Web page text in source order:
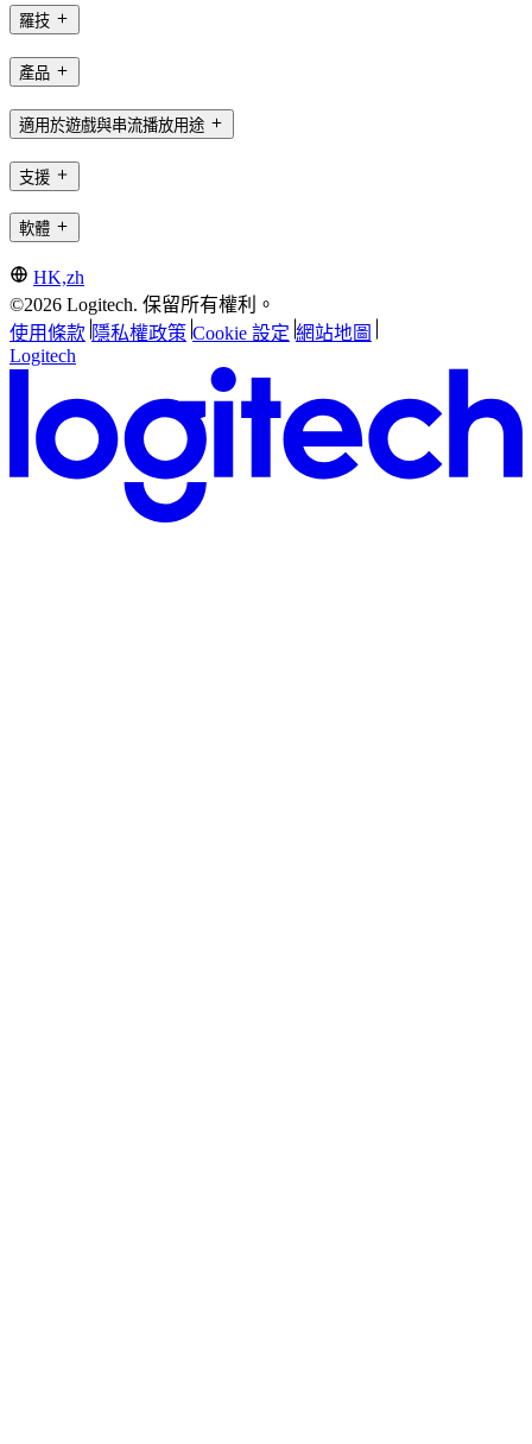
羅技
產品
適用於遊戲與串流播放用途
支援
軟體
HK,zh
©2026 Logitech. 保留所有權利。
使用條款 隱私權政策 Cookie 設定 網站地圖
Logitech